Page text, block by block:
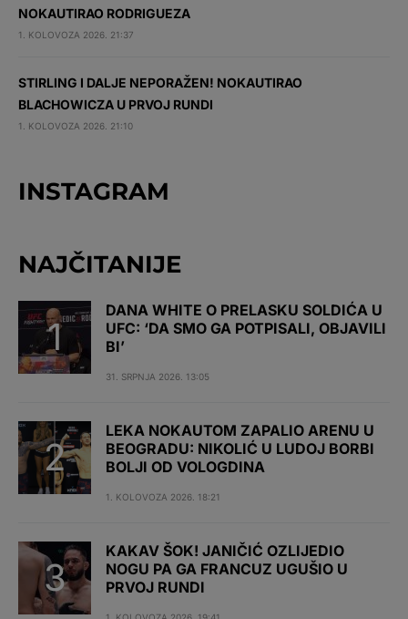
NOKAUTIRAO RODRIGUEZA
1. KOLOVOZA 2026. 21:37
STIRLING I DALJE NEPORAŽEN! NOKAUTIRAO
BLACHOWICZA U PRVOJ RUNDI
1. KOLOVOZA 2026. 21:10
INSTAGRAM
NAJČITANIJE
DANA WHITE O PRELASKU SOLDIĆA U
UFC: ‘DA SMO GA POTPISALI, OBJAVILI
BI’
31. SRPNJA 2026. 13:05
LEKA NOKAUTOM ZAPALIO ARENU U
BEOGRADU: NIKOLIĆ U LUDOJ BORBI
BOLJI OD VOLOGDINA
1. KOLOVOZA 2026. 18:21
KAKAV ŠOK! JANIČIĆ OZLIJEDIO
NOGU PA GA FRANCUZ UGUŠIO U
PRVOJ RUNDI